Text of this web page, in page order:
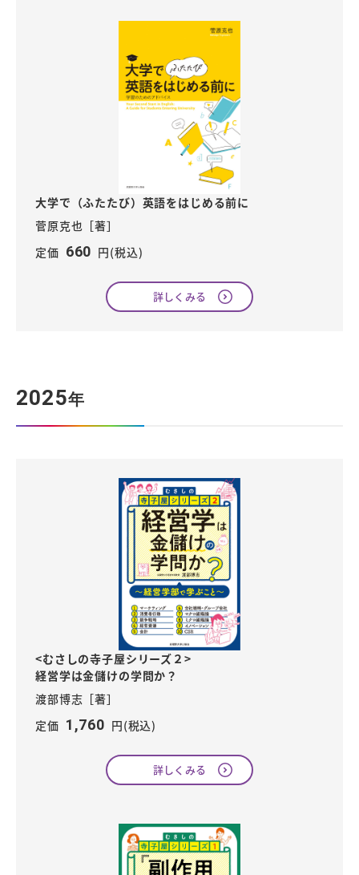
大学で（ふたたび）英語をはじめる前に
菅原克也［著］
定価 660 円(税込)
詳しくみる
2025年
<むさしの寺子屋シリーズ２>
経営学は金儲けの学問か？
渡部博志［著］
定価 1,760 円(税込)
詳しくみる